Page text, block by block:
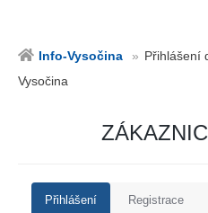
Info-Vysočina
Přihlášení
Vysočina
Přihlášení Registrace